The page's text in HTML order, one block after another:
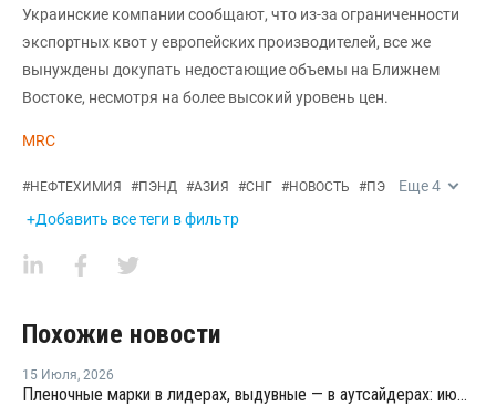
Украинские компании сообщают, что из-за ограниченности
экспортных квот у европейских производителей, все же
вынуждены докупать недостающие объемы на Ближнем
Востоке, несмотря на более высокий уровень цен.
MRC
#НЕФТЕХИМИЯ #ПЭНД #АЗИЯ #СНГ #НОВОСТЬ #ПЭ Еще4
+Добавить все теги в фильтр
Похожие новости
15 Июля, 2026
Пленочные марки в лидерах, выдувные — в аутсайдерах: июльские цены на полиэтилен на ключевых рынках Азии